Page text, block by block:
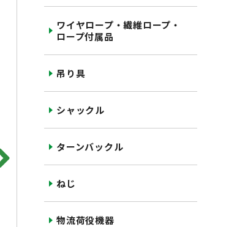
ワイヤロープ・繊維ロープ・
ロープ付属品
吊り具
シャックル
ターンバックル
ねじ
物流荷役機器